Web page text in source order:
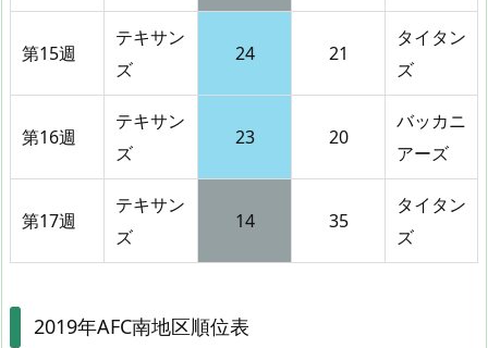
第15週
テキサン
ズ
24 21
タイタン
ズ
第16週
テキサン
ズ
23 20
バッカニ
アーズ
第17週
テキサン
ズ
14 35
タイタン
ズ
2019年AFC南地区順位表